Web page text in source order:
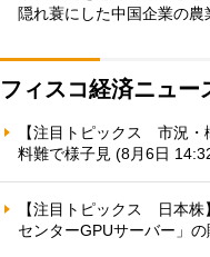
隠れ蓑にした中国企業の
フィスコ経済ニュー
【注目トピックス 市況・
料難で様子見 (8月6日
【注目トピックス 日本株
センターGPUサーバー」